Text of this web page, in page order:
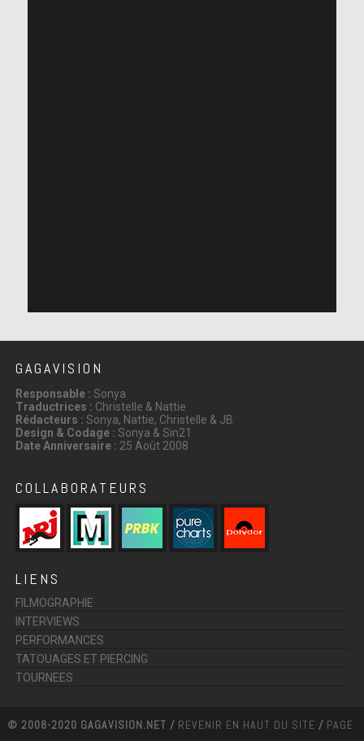
GAGAVISION
Responsable : Sonya
Traductrices : Christelle & Nattie
Rédacteurs : Sonya, Nattie, Christelle & JB
Design & Codage : Sonya & Sin21
Date Anniversaire : 25 Août 2008
COLLABORATEURS
LIENS
FILMOGRAPHIE
INTERVIEWS
PERFORMANCES
TATOUAGES ET PIERCING
TOURNEES
© 2008-2020 GAGAVISION.NET / REVENIR EN HAUT DU SITE / PAGE